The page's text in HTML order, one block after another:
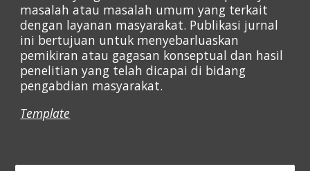
masalah atau masalah umum yang terkait
dengan layanan masyarakat. Publikasi jurnal
ini bertujuan untuk menyebarluaskan
pemikiran atau gagasan konseptual dan hasil
penelitian yang telah dicapai di bidang
pengabdian masyarakat.
Template